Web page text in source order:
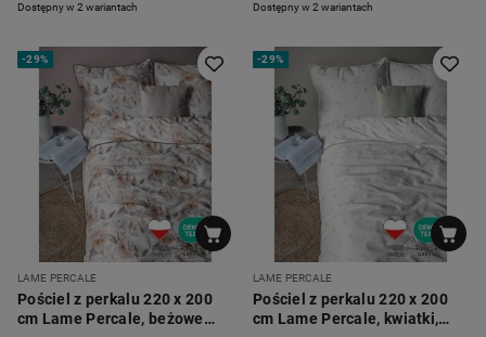
Dostępny w 2 wariantach Dostępny w 2 wariantach
-29%
LAME PERCALE
Pościel z perkalu 220 x 200
cm Lame Percale, beżowe
-29%
LAME PERCALE
Pościel z perkalu 220 x 200
cm Lame Percale, kwiatki,